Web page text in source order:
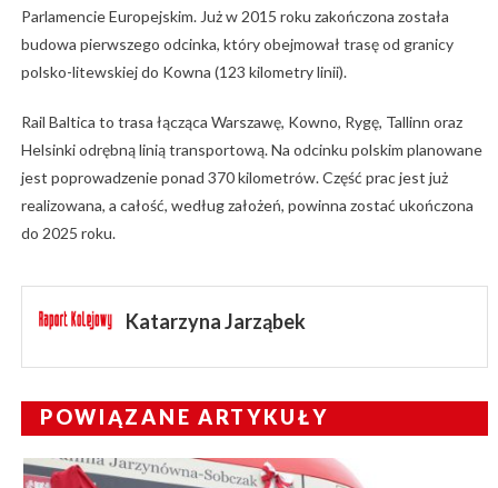
Parlamencie Europejskim. Już w 2015 roku zakończona została
budowa pierwszego odcinka, który obejmował trasę od granicy
polsko-litewskiej do Kowna (123 kilometry linii).
Rail Baltica to trasa łącząca Warszawę, Kowno, Rygę, Tallinn oraz
Helsinki odrębną linią transportową. Na odcinku polskim planowane
jest poprowadzenie ponad 370 kilometrów. Część prac jest już
realizowana, a całość, według założeń, powinna zostać ukończona
do 2025 roku.
Katarzyna Jarząbek
POWIĄZANE ARTYKUŁY